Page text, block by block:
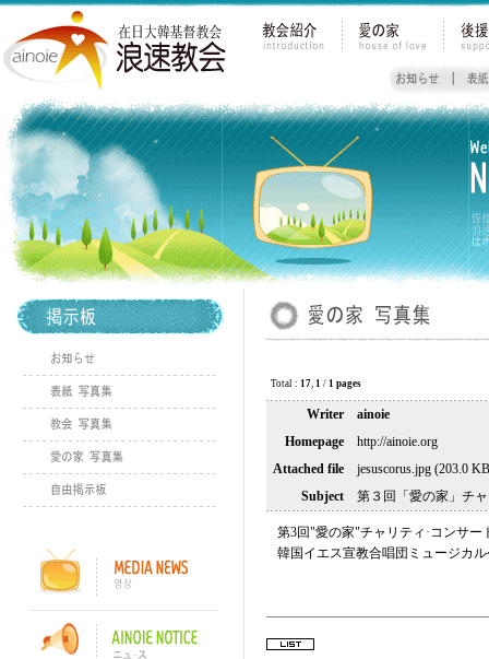
Total : 17, 1 / 1 pages
Writer
ainoie
Homepage
http://ainoie.org
Attached file
jesuscorus.jpg (203.0
Subject
第３回「愛の家」チ
第3回"愛の家"チャリティ·コンサー
韓国イエス宣教合唱団ミュージカ